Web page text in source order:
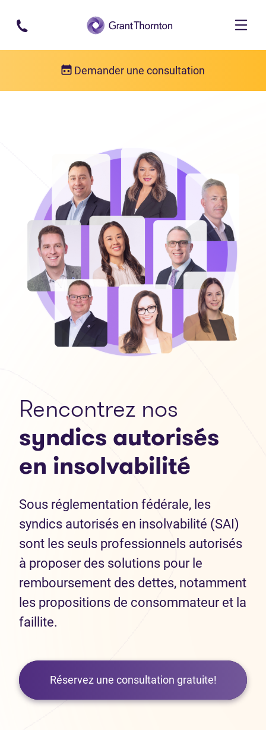
Passer au contenu principal
Demander une consultation
Rencontrez nos
syndics autorisés
en insolvabilité
Sous réglementation fédérale, les
syndics autorisés en insolvabilité (SAI)
sont les seuls professionnels autorisés
à proposer des solutions pour le
remboursement des dettes, notamment
les propositions de consommateur et la
faillite.
Réservez une consultation gratuite!